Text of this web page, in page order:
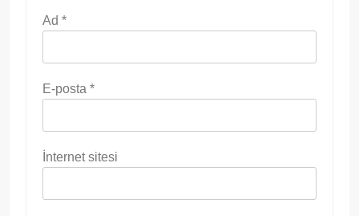
Ad *
E-posta *
İnternet sitesi